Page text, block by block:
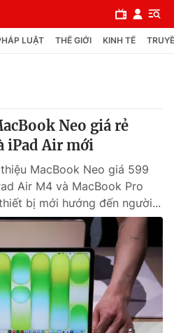
LUẬT THẾ GIỚI KINH TẾ
Neo giá rẻ
iPad Air mới
MacBook Neo giá 599
Air M4 và MacBook Pro
bị mới hướng đến người...